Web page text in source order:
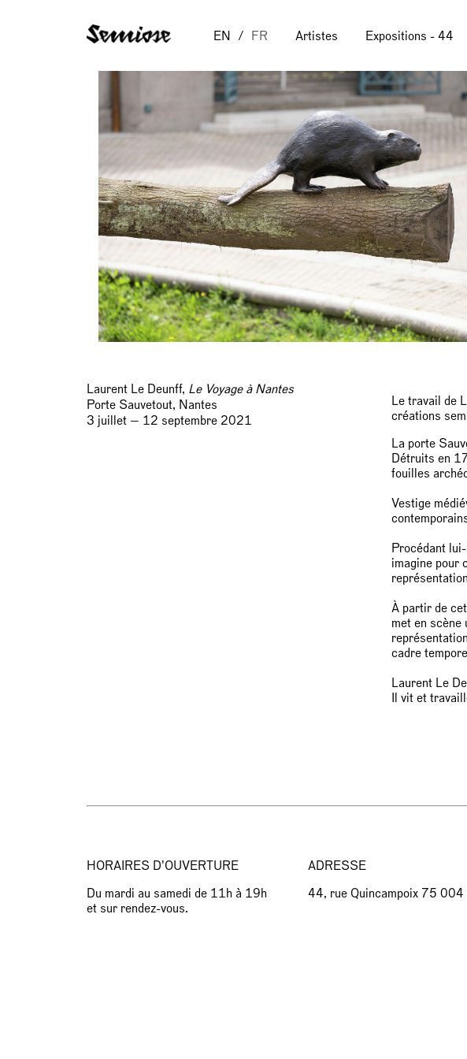
EN FR Artistes Expositions - 44
Laurent Le Deunff, Le Voyage à Nantes
Porte Sauvetout, Nantes
3 juillet — 12 septembre 2021
Le travail de
créations
La porte
Détruits en
fouilles
Vestige
Procédant
imagine pour
À partir de
met en scène
cadre
Laurent Le
Il vit et
HORAIRES D'OUVERTURE
Du mardi au samedi de 11h à 19h
et sur rendez-vous.
ADRESSE
44, rue Quincampoix 75 004